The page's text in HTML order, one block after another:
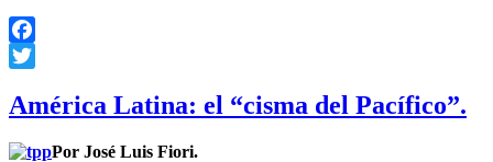
Facebook
América Latina: el “cisma del Pacífico”.
Por José Luis Fiori.